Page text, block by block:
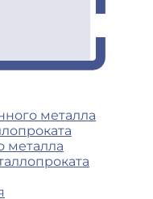
металла
металла